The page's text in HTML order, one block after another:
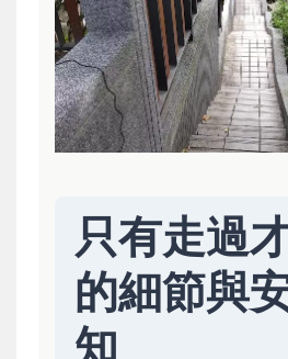
只有走過
的細節與
知